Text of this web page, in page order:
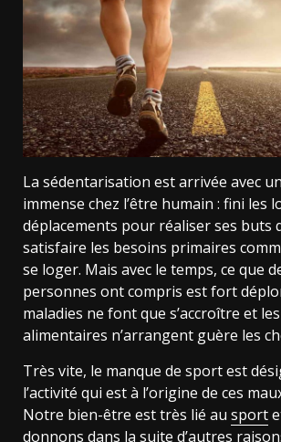
La sédentarisation est arrivée avec
immense chez l’être humain : fini les
déplacements pour réaliser ses buts
satisfaire les besoins primaires
se loger. Mais avec le temps, ce que
personnes ont compris est fort
maladies ne font que s’accroître et
alimentaires n’arrangent guère les
Très vite, le manque de sport est
l’activité qui est à l’origine de ces
Notre bien-être est très lié au sport
donnons dans la suite d’autres